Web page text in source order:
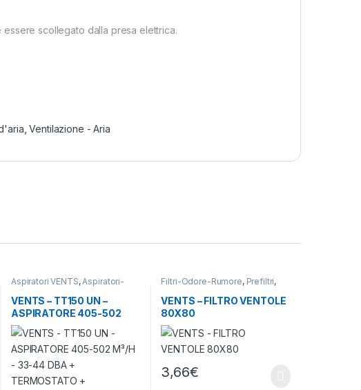
scollegato dalla presa elettrica.
,Ventilazione - Aria
Aspiratori VENTS,Aspiratori-
Ventilatori
Ventilazione - Aria
VENTS – TT150 UN –
ASPIRATORE 405-502
M³/H – 33-44 DBA +
TERMOSTATO +
CONTROLLO VELOCITÀ
Filtri-Odore-Rumore, Prefiltri,
VENTS – FILTRO VENTOLE
80X80
3,66€